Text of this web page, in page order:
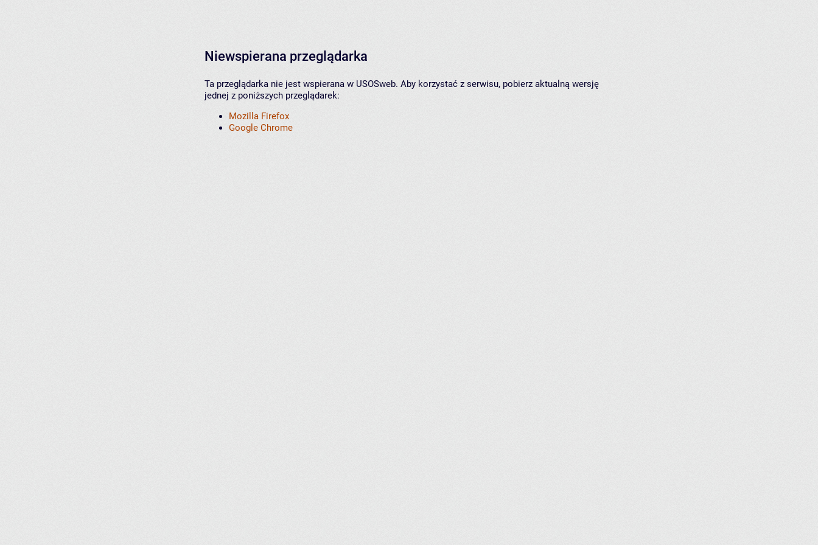
Niewspierana przeglądarka
Ta przeglądarka nie jest wspierana w USOSweb. Aby korzystać z serwisu, pobierz aktualną wersję
jednej z poniższych przeglądarek:
Mozilla Firefox
Google Chrome